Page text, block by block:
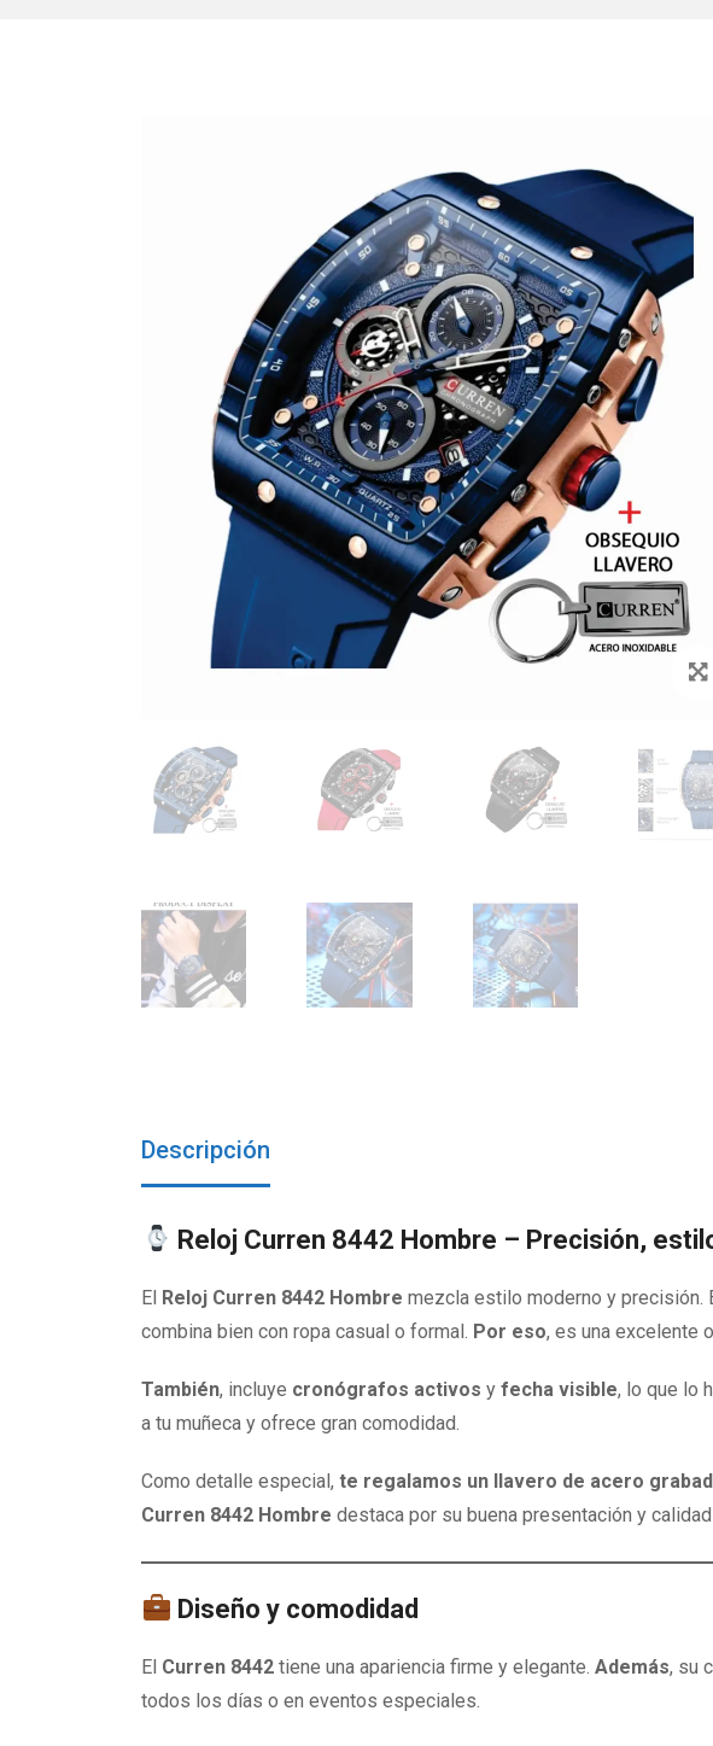
Descripción
Reloj Curren 8442 Hombre – Precisión,
El Reloj Curren 8442 Hombre mezcla estilo moderno y precisión.
combina bien con ropa casual o formal. Por eso, es una excelente
También, incluye cronógrafos activos y fecha visible, lo que lo
a tu muñeca y ofrece gran comodidad.
Como detalle especial, te regalamos un llavero de acero
Curren 8442 Hombre destaca por su buena presentación y
Diseño y comodidad
El Curren 8442 tiene una apariencia firme y elegante. Además, su
todos los días o en eventos especiales.